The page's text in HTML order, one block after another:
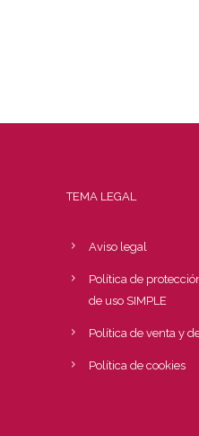
TEMA LEGAL
Aviso legal
Política de
de uso SIMPLE
Política de venta y
Política de cookies